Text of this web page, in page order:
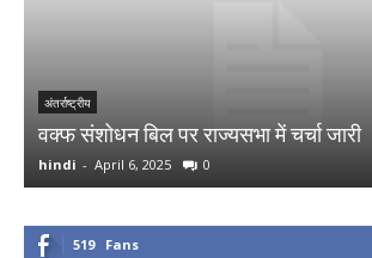
अंतर्राष्ट्रीय
वक्फ संशोधन बिल पर राज्यसभा में चर्चा जारी
hindi - April 6, 2025 0
519 Fans